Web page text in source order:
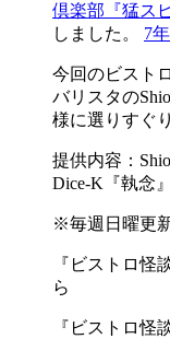
倶楽部『猛ス
しました。 7
今回のビスト
バリスタの
様に選りすぐ
提供内容：
Dice-K『執念』
※毎週日曜更
『ビストロ怪
ら
『ビストロ怪